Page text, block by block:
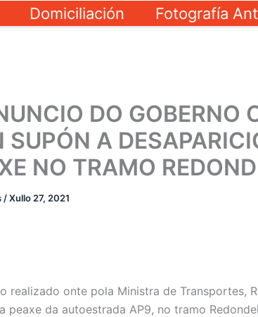
Domiciliación Fotografía
DO GOBERNO
SUPÓN A
NO TRAMO
/Xullo 27, 2021
realizado onte pola Ministra de Transportes,
peaxe da autoestrada AP9, no tramo